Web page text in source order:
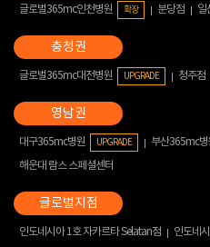
글로벌365mc인천병원 확장 분당점 일
글로벌365mc대전병원 UPGRADE 청주점
대구365mc병원 UPGRADE 부산365mc병
해운대 람스 스페셜센터
인도네시아 1호 자카르타 Selatan점
인도네